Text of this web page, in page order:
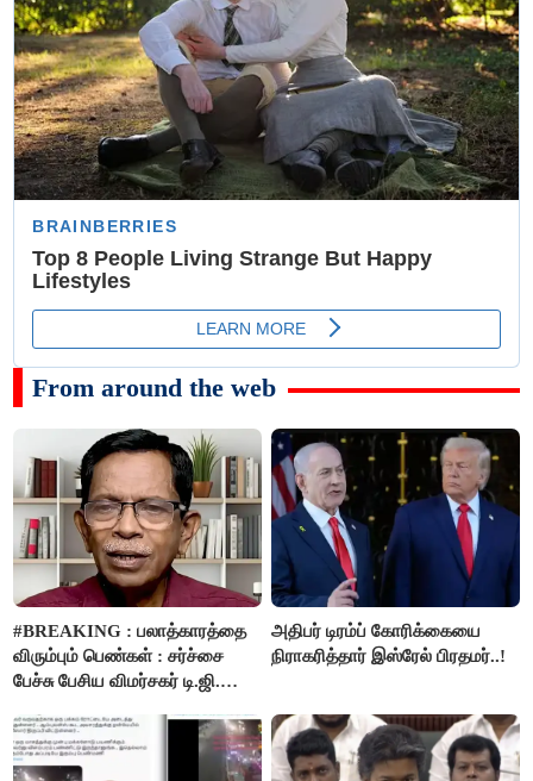
From around the web
#BREAKING : பலாத்காரத்தை
விரும்பும் பெண்கள் : சர்ச்சை
பேச்சு பேசிய விமர்சகர் டி.ஜி.
அதிபர் டிரம்ப் கோரிக்கையை
நிராகரித்தார் இஸ்ரேல் பிரதமர்..!